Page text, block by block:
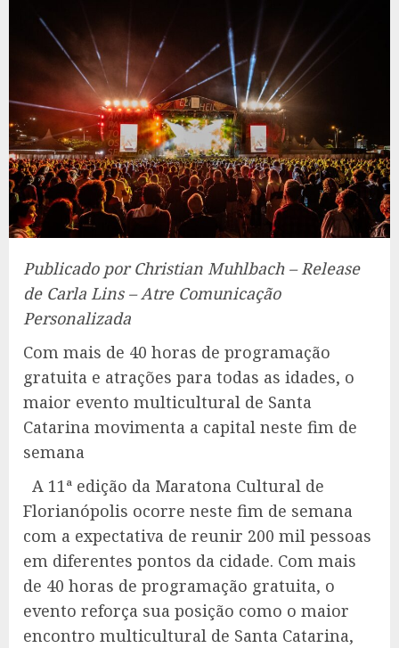
Publicado por Christian Muhlbach – Release
de Carla Lins – Atre Comunicação
Personalizada
Com mais de 40 horas de programação
gratuita e atrações para todas as idades, o
maior evento multicultural de Santa
Catarina movimenta a capital neste fim de
semana
A 11ª edição da Maratona Cultural de
Florianópolis ocorre neste fim de semana
com a expectativa de reunir 200 mil pessoas
em diferentes pontos da cidade. Com mais
de 40 horas de programação gratuita, o
evento reforça sua posição como o maior
encontro multicultural de Santa Catarina,